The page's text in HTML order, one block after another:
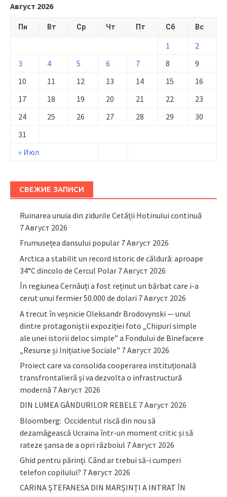
Август 2026
Пн Вт Ср Чт Пт Сб Вс
« Июл
1
2
3
4 5 6 7 8
9
10
11 12 13 14 15
16
17
18 19 20 21 22
23
24
25 26 27 28 29
30
31
СВЕЖИЕ ЗАПИСИ
Ruinarea unuia din zidurile Cetății Hotinului continuă
7 Август 2026
Frumusețea dansului popular 7 Август 2026
Arctica a stabilit un record istoric de căldură: aproape
34°C dincolo de Cercul Polar 7 Август 2026
În regiunea Cernăuți a fost reținut un bărbat care i-a
cerut unui fermier 50.000 de dolari 7 Август 2026
A trecut în veșnicie Oleksandr Brodovynski — unul
dintre protagoniștii expoziției foto „Chipuri simple
ale unei istorii deloc simple” a Fondului de Binefacere
„Resurse și Inițiative Sociale” 7 Август 2026
Proiect care va consolida cooperarea instituțională
transfrontalieră și va dezvolta o infrastructură
modernă 7 Август 2026
DIN LUMEA GÂNDURILOR REBELE 7 Август 2026
Bloomberg: Occidentul riscă din nou să
dezamăgească Ucraina într-un moment critic și să
rateze șansa de a opri războiul 7 Август 2026
Ghid pentru părinţi. Când ar trebui să-i cumperi
telefon copilului? 7 Август 2026
CARINA ȘTEFANESA DIN MARȘINȚI A INTRAT ÎN